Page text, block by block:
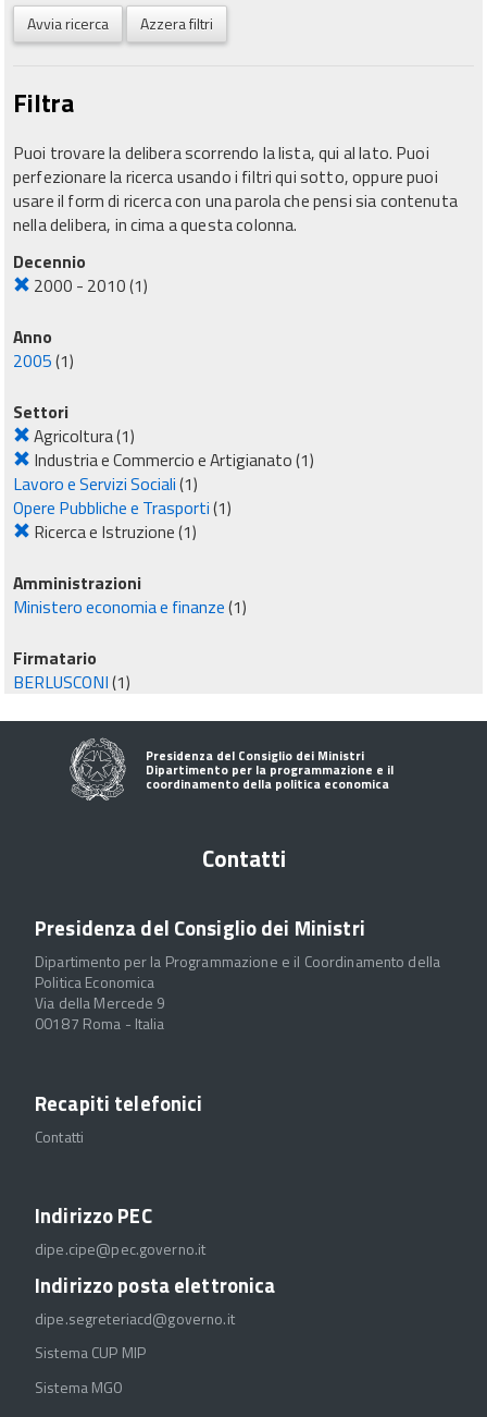
Avvia ricerca Azzera filtri
Filtra
Puoi trovare la delibera scorrendo la lista, qui al lato. Puoi
perfezionare la ricerca usando i filtri qui sotto, oppure puoi
usare il form di ricerca con una parola che pensi sia contenuta
nella delibera, in cima a questa colonna.
Decennio
2000 - 2010(1)
Anno
2005(1)
Settori
Agricoltura(1)
Industria e Commercio e Artigianato(1)
Lavoro e Servizi Sociali(1)
Opere Pubbliche e Trasporti(1)
Ricerca e Istruzione(1)
Amministrazioni
Ministero economia e finanze(1)
Firmatario
BERLUSCONI(1)
Presidenza del Consiglio dei Ministri
Dipartimento per la programmazione e il
coordinamento della politica economica
Contatti
Presidenza del Consiglio dei Ministri
Dipartimento per la Programmazione e il Coordinamento della
Politica Economica
Via della Mercede 9
00187 Roma - Italia
Recapiti telefonici
Contatti
Indirizzo PEC
dipe.cipe@pec.governo.it
Indirizzo posta elettronica
dipe.segreteriacd@governo.it
Sistema CUP MIP
Sistema MGO